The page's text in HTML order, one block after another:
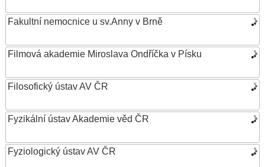
Fakultní nemocnice u sv.Anny v Brně
Filmová akademie Miroslava Ondříčka v Písku
Filosofický ústav AV ČR
Fyzikální ústav Akademie věd ČR
Fyziologický ústav AV ČR